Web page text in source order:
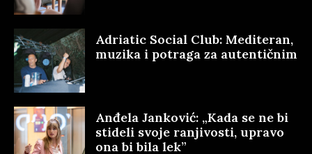
Adriatic Social Club: Mediteran,
muzika i potraga za autentičnim
Anđela Janković: „Kada se ne bi
stideli svoje ranjivosti, upravo
ona bi bila lek”